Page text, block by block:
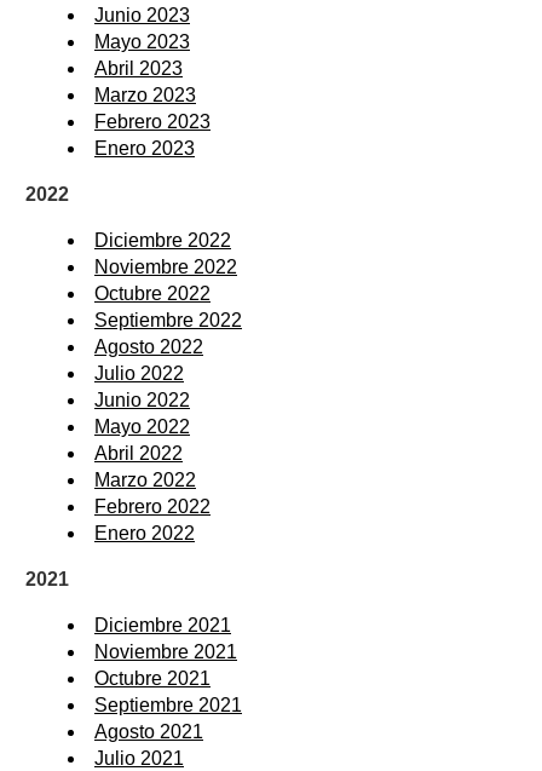
Junio 2023
Mayo 2023
Abril 2023
Marzo 2023
Febrero 2023
Enero 2023
2022
Diciembre 2022
Noviembre 2022
Octubre 2022
Septiembre 2022
Agosto 2022
Julio 2022
Junio 2022
Mayo 2022
Abril 2022
Marzo 2022
Febrero 2022
Enero 2022
2021
Diciembre 2021
Noviembre 2021
Octubre 2021
Septiembre 2021
Agosto 2021
Julio 2021